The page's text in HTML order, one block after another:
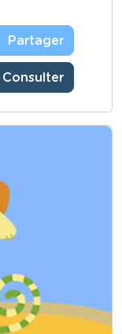
Partager
Consulter